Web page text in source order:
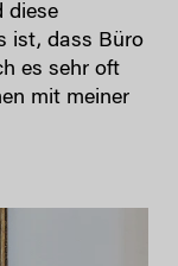
diese
ist, dass Büro
es sehr oft
mit meiner